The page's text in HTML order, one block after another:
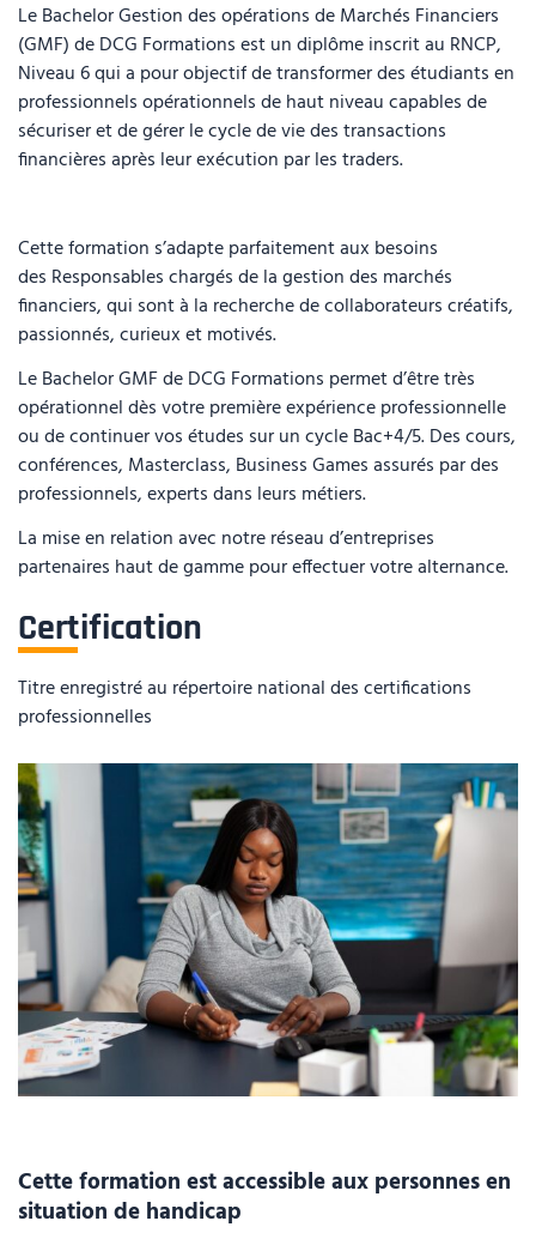
Le Bachelor Gestion des opérations de Marchés Financiers
(GMF) de DCG Formations est un diplôme inscrit au RNCP,
Niveau 6 qui a pour objectif de transformer des étudiants en
professionnels opérationnels de haut niveau capables de
sécuriser et de gérer le cycle de vie des transactions
financières après leur exécution par les traders.
Cette formation s’adapte parfaitement aux besoins
des Responsables chargés de la gestion des marchés
financiers, qui sont à la recherche de collaborateurs créatifs,
passionnés, curieux et motivés.
Le Bachelor GMF de DCG Formations permet d’être très
opérationnel dès votre première expérience professionnelle
ou de continuer vos études sur un cycle Bac+4/5. Des cours,
conférences, Masterclass, Business Games assurés par des
professionnels, experts dans leurs métiers.
La mise en relation avec notre réseau d’entreprises
partenaires haut de gamme pour effectuer votre alternance.
Certification
Titre enregistré au répertoire national des certifications
professionnelles
Cette formation est accessible aux personnes en
situation de handicap